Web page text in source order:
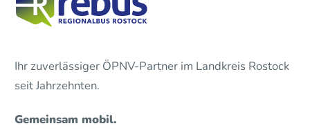
Ihr zuverlässiger ÖPNV-Partner im Landkreis Rostock
seit Jahrzehnten.
Gemeinsam mobil.